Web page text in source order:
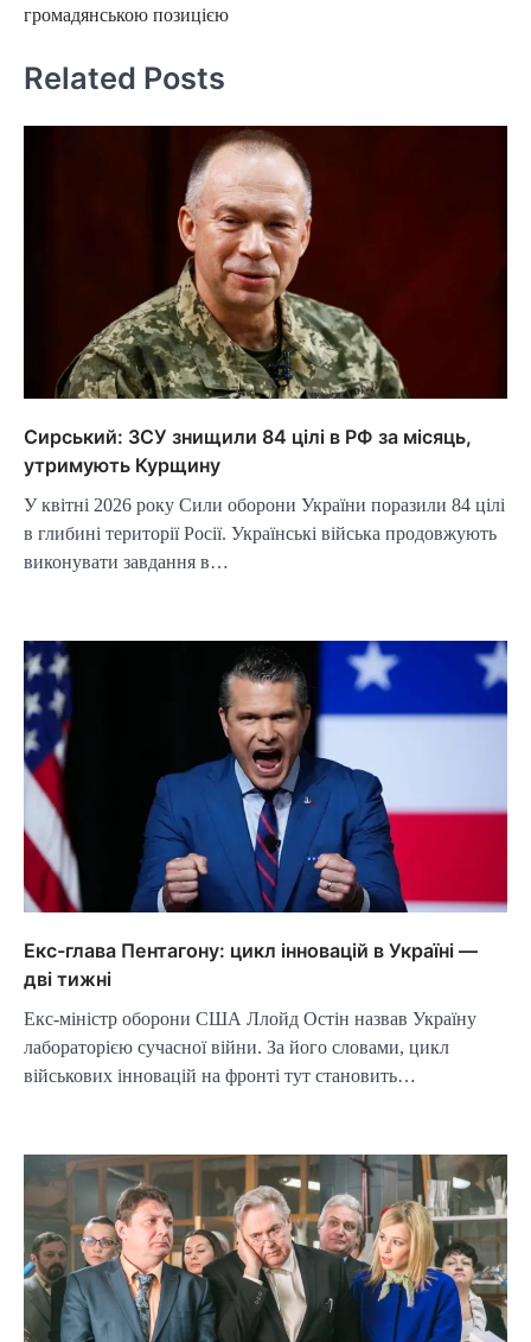
громадянською позицією
Related Posts
Сирський: ЗСУ знищили 84 цілі в РФ за місяць,
утримують Курщину
У квітні 2026 року Сили оборони України поразили 84 цілі
в глибині території Росії. Українські війська продовжують
виконувати завдання в…
Екс-глава Пентагону: цикл інновацій в Україні —
дві тижні
Екс-міністр оборони США Ллойд Остін назвав Україну
лабораторією сучасної війни. За його словами, цикл
військових інновацій на фронті тут становить…